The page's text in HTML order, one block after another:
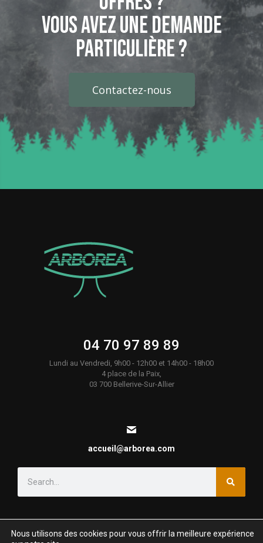
Vous avez une demande
particulière ?
Contactez-nous
04 70 97 89 89
Lundi au Vendredi, 9h00 - 12h00 et 14h00 - 18h00
4 place de la Paix,
03 700 Bellerive-Sur-Allier
accueil@arborea.com
Nous utilisons des cookies pour vous offrir la meilleure expérience